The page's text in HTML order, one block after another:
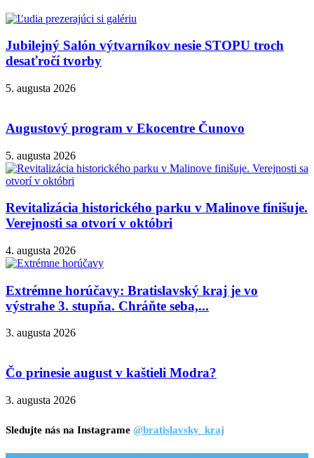
Jubilejný Salón výtvarníkov nesie STOPU troch
desaťročí tvorby
5. augusta 2026
Augustový program v Ekocentre Čunovo
5. augusta 2026
Revitalizácia historického parku v Malinove finišuje.
Verejnosti sa otvorí v októbri
4. augusta 2026
Extrémne horúčavy: Bratislavský kraj je vo
výstrahe 3. stupňa. Chráňte seba,...
3. augusta 2026
Čo prinesie august v kaštieli Modra?
3. augusta 2026
Sledujte nás na Instagrame @bratislavsky_kraj